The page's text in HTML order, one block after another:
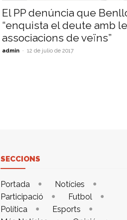
El PP denúncia que
“enquista el deute amb
associacions de veïns”
admin - 12 de julio de 2017
SECCIONS
Portada
Notícies
Participació
Futbol
Política
Esports